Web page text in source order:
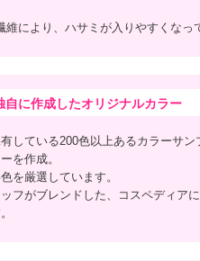
維により、ハサミが入りやすくなっ
自に作成したオリジナルカラー
している200色以上あるカラーサン
を作成。
を厳選しています。
フがブレンドした、コスペディア